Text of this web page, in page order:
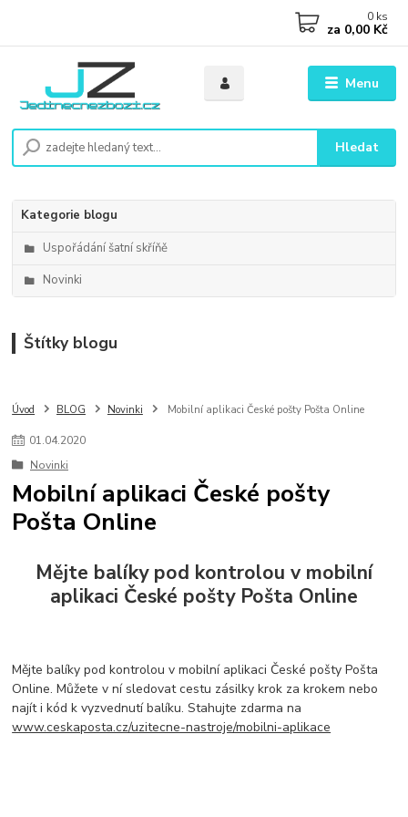
Menu
Hledat
0 ks
za 0,00 Kč
Kategorie blogu
Uspořádání šatní skříňě
Novinki
Štítky blogu
Úvod BLOG Novinki Mobilní aplikaci České pošty Pošta Online
01.04.2020
Novinki
Mobilní aplikaci České pošty
Pošta Online
Mějte balíky pod kontrolou v mobilní
aplikaci České pošty Pošta Online
Mějte balíky pod kontrolou v mobilní aplikaci České pošty Pošta
Online. Můžete v ní sledovat cestu zásilky krok za krokem nebo
najít i kód k vyzvednutí balíku. Stahujte zdarma na
www.ceskaposta.cz/uzitecne-nastroje/mobilni-aplikace